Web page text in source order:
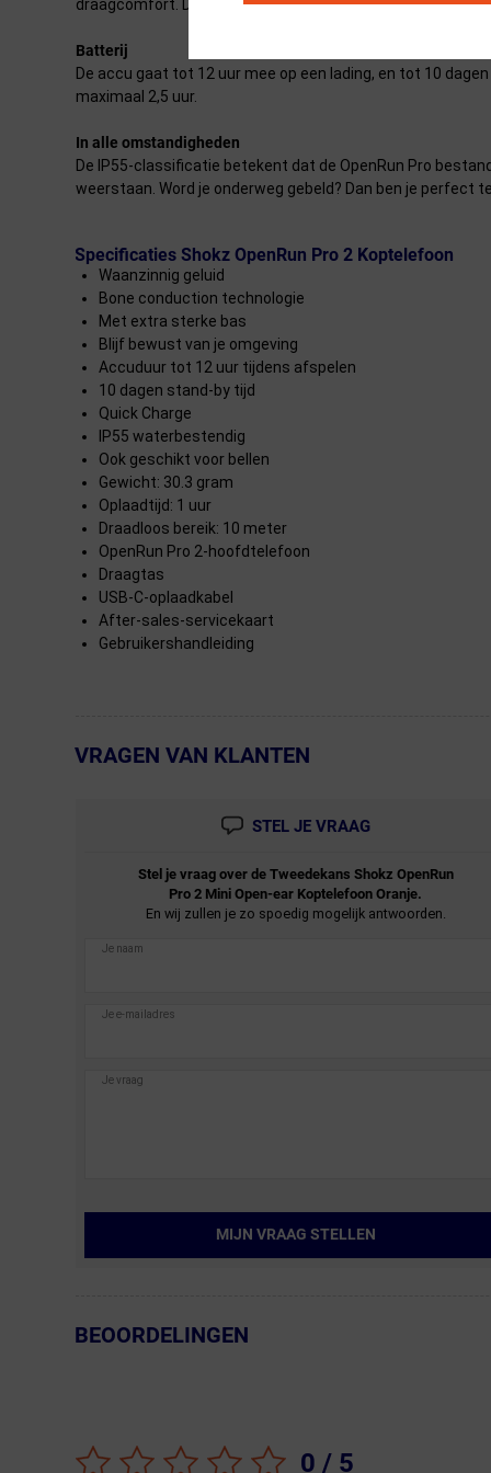
draagcomfort. De mini-variant is een stukje kleiner. Om te
Batterij
De accu gaat tot 12 uur mee op een lading, en tot 10
maximaal 2,5 uur.
In alle omstandigheden
De IP55-classificatie betekent dat de OpenRun Pro
weerstaan. Word je onderweg gebeld? Dan ben je perfect
Specificaties Shokz OpenRun Pro 2 Koptelefoon
Waanzinnig geluid
Bone conduction technologie
Met extra sterke bas
Blijf bewust van je omgeving
Accuduur tot 12 uur tijdens afspelen
10 dagen stand-by tijd
Quick Charge
IP55 waterbestendig
Ook geschikt voor bellen
Gewicht: 30.3 gram
Oplaadtijd: 1 uur
Draadloos bereik: 10 meter
OpenRun Pro 2-hoofdtelefoon
Draagtas
USB-C-oplaadkabel
After-sales-servicekaart
Gebruikershandleiding
← Terug naar productnavigatie
VRAGEN VAN KLANTEN
STEL JE VRAAG
Stel je vraag over de Tweedekans Shokz OpenRun
Pro 2 Mini Open-ear Koptelefoon Oranje.
En wij zullen je zo spoedig mogelijk antwoorden.
MIJN VRAAG STELLEN
← Terug naar productnavigatie
BEOORDELINGEN
0 / 5